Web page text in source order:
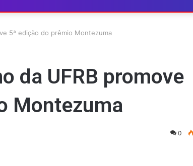
5ª edição do prêmio Montezuma
da UFRB promove
Montezuma
0